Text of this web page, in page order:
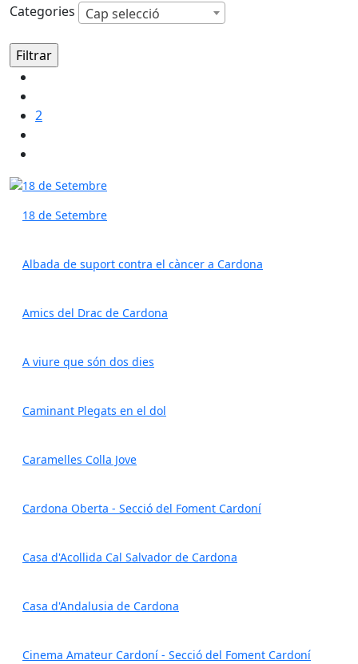
Categories Cap selecció
2
18 de Setembre
Albada de suport contra el càncer a Cardona
Amics del Drac de Cardona
A viure que són dos dies
Caminant Plegats en el dol
Caramelles Colla Jove
Cardona Oberta - Secció del Foment Cardoní
Casa d'Acollida Cal Salvador de Cardona
Casa d'Andalusia de Cardona
Cinema Amateur Cardoní - Secció del Foment Cardoní